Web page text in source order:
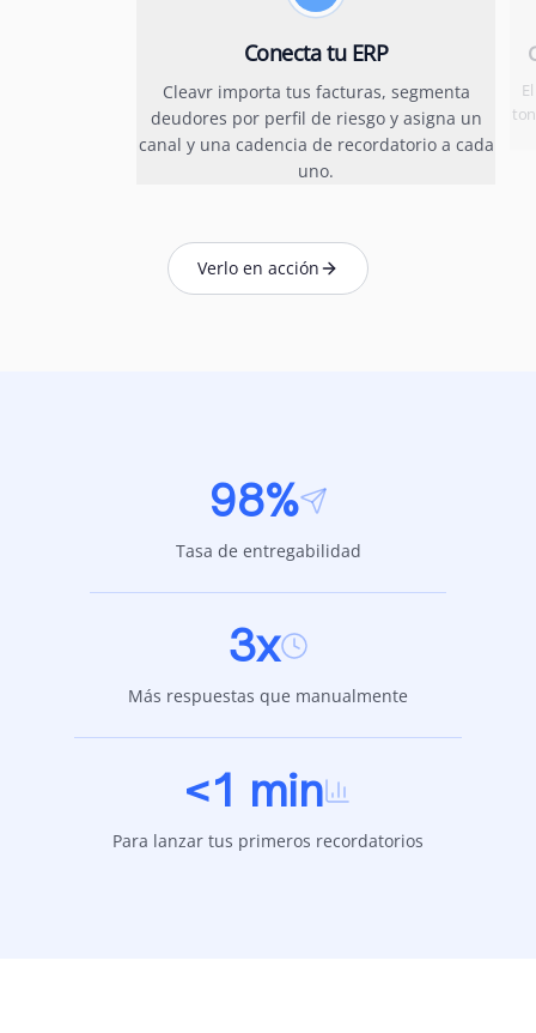
Conecta tu ERP
Cleavr importa tus facturas, segmenta
deudores por perfil de riesgo y asigna un
canal y una cadencia de recordatorio a cada
uno.
Verlo en acción
98%
Tasa de entregabilidad
3x
Más respuestas que manualmente
<1 min
Para lanzar tus primeros recordatorios